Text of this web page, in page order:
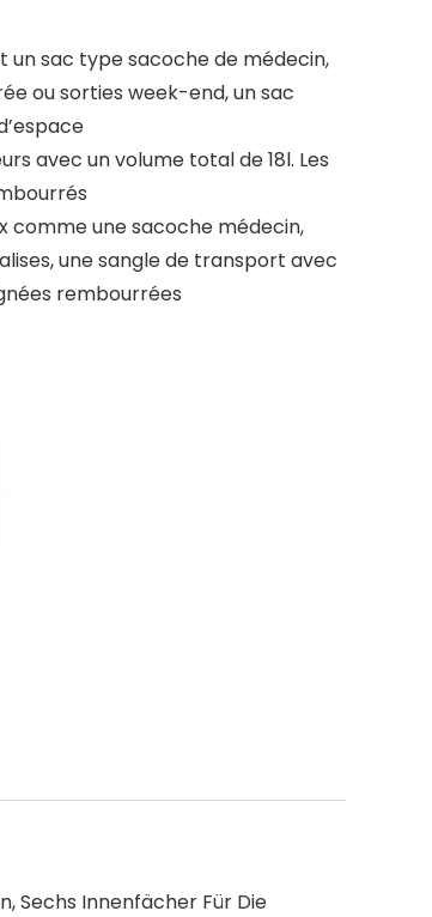
un sac type sacoche de médecin,
ou sorties week-end, un sac
avec un volume total de 18l. Les
comme une sacoche médecin,
une sangle de transport avec
rembourrées
Sechs Innenfächer Für Die